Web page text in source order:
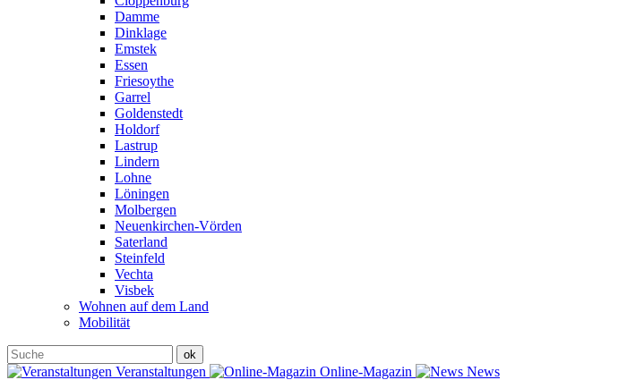
Damme
Dinklage
Emstek
Essen
Friesoythe
Garrel
Goldenstedt
Holdorf
Lastrup
Lindern
Lohne
Löningen
Molbergen
Neuenkirchen-Vörden
Saterland
Steinfeld
Vechta
Visbek
Wohnen auf dem Land
Mobilität
Veranstaltungen Online-Magazin News